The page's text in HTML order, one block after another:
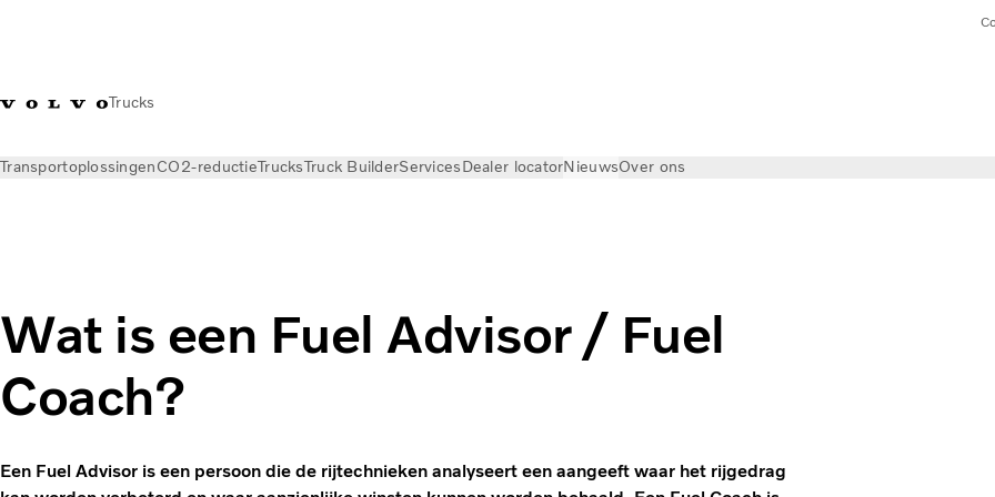
Trucks
TransportoplossingenCO2-reductieTrucksTruck BuilderServicesDealer locatorNieuwsOver ons
Wat is een Fuel Advisor / Fuel
Coach?
Een Fuel Advisor is een persoon die de rijtechnieken analyseert een aangeeft waar het rijgedrag